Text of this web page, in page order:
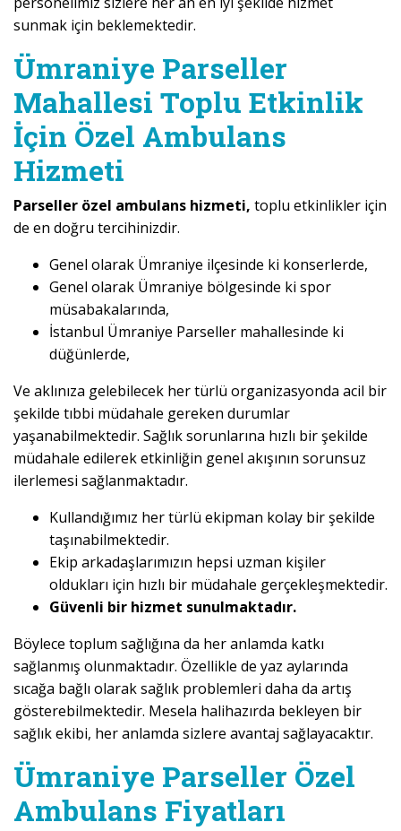
sunmak için beklemektedir.
Ümraniye Parseller
Mahallesi Toplu Etkinlik
İçin Özel Ambulans
Hizmeti
Parseller özel ambulans hizmeti, toplu etkinlikler için
de en doğru tercihinizdir.
Genel olarak Ümraniye ilçesinde ki konserlerde,
Genel olarak Ümraniye bölgesinde ki spor
müsabakalarında,
İstanbul Ümraniye Parseller mahallesinde ki
düğünlerde,
Ve aklınıza gelebilecek her türlü organizasyonda acil bir
şekilde tıbbi müdahale gereken durumlar
yaşanabilmektedir. Sağlık sorunlarına hızlı bir şekilde
müdahale edilerek etkinliğin genel akışının sorunsuz
ilerlemesi sağlanmaktadır.
Kullandığımız her türlü ekipman kolay bir şekilde
taşınabilmektedir.
Ekip arkadaşlarımızın hepsi uzman kişiler
oldukları için hızlı bir müdahale gerçekleşmektedir.
Güvenli bir hizmet sunulmaktadır.
Böylece toplum sağlığına da her anlamda katkı
sağlanmış olunmaktadır. Özellikle de yaz aylarında
sıcağa bağlı olarak sağlık problemleri daha da artış
gösterebilmektedir. Mesela halihazırda bekleyen bir
sağlık ekibi, her anlamda sizlere avantaj sağlayacaktır.
Ümraniye Parseller Özel
Ambulans Fiyatları